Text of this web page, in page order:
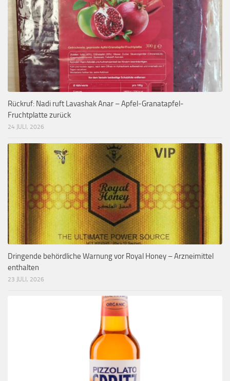
Rückruf: Nadi ruft Lavashak Anar – Apfel-Granatapfel-
Fruchtplatte zurück
24 JULI, 2026
Dringende behördliche Warnung vor Royal Honey – Arzneimittel
enthalten
23 JULI, 2026